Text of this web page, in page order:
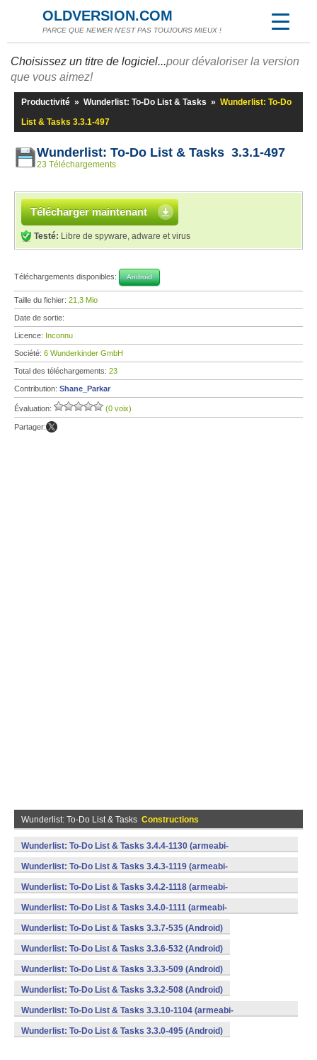
OLDVERSION.COM
PARCE QUE NEWER N'EST PAS TOUJOURS MIEUX !
Choisissez un titre de logiciel...pour dévaloriser la version
que vous aimez!
Productivité » Wunderlist: To-Do List & Tasks » Wunderlist: To-Do
List & Tasks 3.3.1-497
Wunderlist: To-Do List & Tasks 3.3.1-497
23 Téléchargements
Télécharger maintenant
Testé: Libre de spyware, adware et virus
Téléchargements disponibles: Android
Taille du fichier: 21,3 Mio
Date de sortie:
Licence: Inconnu
Société: 6 Wunderkinder GmbH
Total des téléchargements: 23
Contribution: Shane_Parkar
Évaluation: (0 voix)
Partager:
Wunderlist: To-Do List & Tasks Constructions
Wunderlist: To-Do List & Tasks 3.4.4-1130 (armeabi-
v7a,mips,x86) (Android)
Wunderlist: To-Do List & Tasks 3.4.3-1119 (armeabi-
v7a,mips,x86) (Android)
Wunderlist: To-Do List & Tasks 3.4.2-1118 (armeabi-
v7a,mips,x86) (Android)
Wunderlist: To-Do List & Tasks 3.4.0-1111 (armeabi-
v7a,mips,x86) (Android)
Wunderlist: To-Do List & Tasks 3.3.7-535 (Android)
Wunderlist: To-Do List & Tasks 3.3.6-532 (Android)
Wunderlist: To-Do List & Tasks 3.3.3-509 (Android)
Wunderlist: To-Do List & Tasks 3.3.2-508 (Android)
Wunderlist: To-Do List & Tasks 3.3.10-1104 (armeabi-
v7a,mips,x86) (Android)
Wunderlist: To-Do List & Tasks 3.3.0-495 (Android)